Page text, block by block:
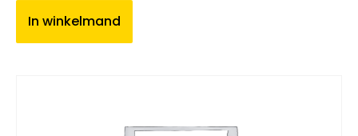
In winkelmand